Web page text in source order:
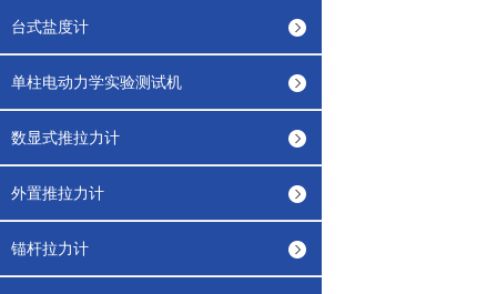
台式盐度计
单柱电动力学实验测试机
数显式推拉力计
外置推拉力计
锚杆拉力计